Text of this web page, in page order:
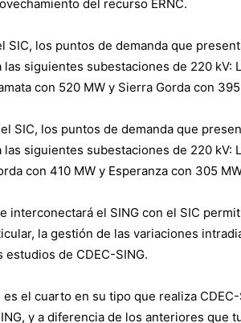
del recurso ERNC.
los puntos de demanda que
siguientes subestaciones de 220 kV:
con 520 MW y Sierra Gorda con 395
los puntos de demanda que
siguientes subestaciones de 220 kV:
con 410 MW y Esperanza con 305
el SING con el SIC
la gestión de las variaciones
de CDEC-SING.
el cuarto en su tipo que realiza CDEC-
y a diferencia de los anteriores que